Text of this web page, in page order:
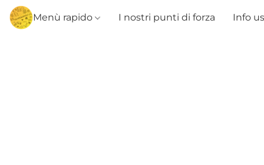
Menù rapido I nostri punti di forza Info